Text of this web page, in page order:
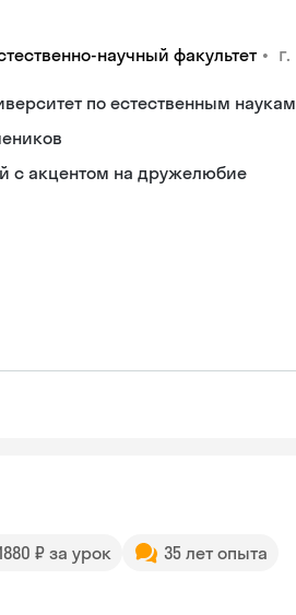
научный факультет • г.
по естественным наукам
с акцентом на дружелюбие
₽ за урок 35 лет опыта